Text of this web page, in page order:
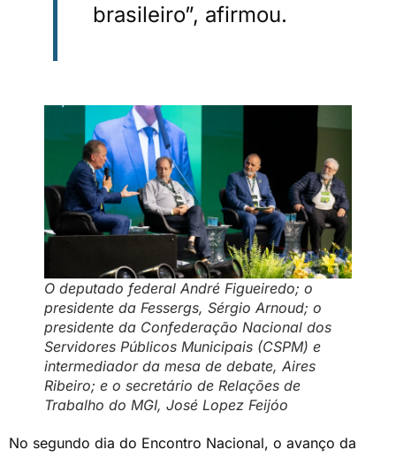
brasileiro”, afirmou.
O deputado federal André Figueiredo; o
presidente da Fessergs, Sérgio Arnoud; o
presidente da Confederação Nacional dos
Servidores Públicos Municipais (CSPM) e
intermediador da mesa de debate, Aires
Ribeiro; e o secretário de Relações de
Trabalho do MGI, José Lopez Feijóo
No segundo dia do Encontro Nacional, o avanço da